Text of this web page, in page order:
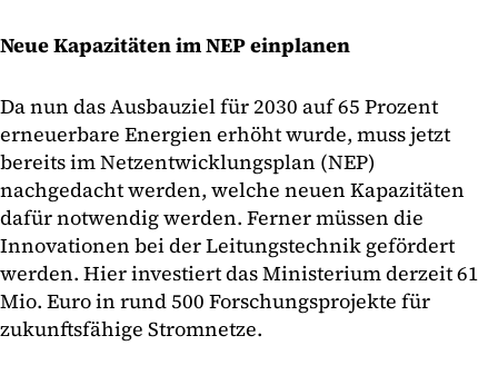
Neue Kapazitäten im NEP einplanen
Da nun das Ausbauziel für 2030 auf 65 Prozent
erneuerbare Energien erhöht wurde, muss jetzt
bereits im Netzentwicklungsplan (NEP)
nachgedacht werden, welche neuen Kapazitäten
dafür notwendig werden. Ferner müssen die
Innovationen bei der Leitungstechnik gefördert
werden. Hier investiert das Ministerium derzeit 61
Mio. Euro in rund 500 Forschungsprojekte für
zukunftsfähige Stromnetze.